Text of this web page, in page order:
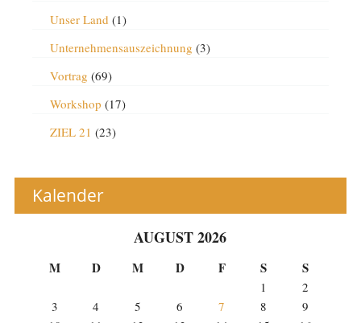
Unser Land (1)
Unternehmensauszeichnung (3)
Vortrag (69)
Workshop (17)
ZIEL 21 (23)
Kalender
AUGUST 2026
M D M D F S S
1
2
3
4 5 6 7 8
9